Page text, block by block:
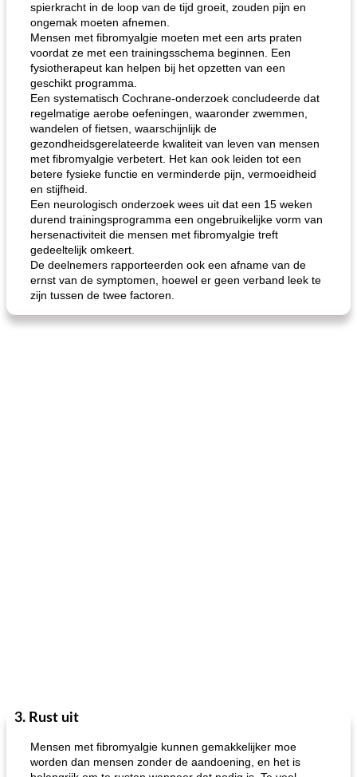
spierkracht in de loop van de tijd groeit, zouden pijn en
ongemak moeten afnemen.
Mensen met fibromyalgie moeten met een arts praten
voordat ze met een trainingsschema beginnen. Een
fysiotherapeut kan helpen bij het opzetten van een
geschikt programma.
Een systematisch Cochrane-onderzoek concludeerde dat
regelmatige aerobe oefeningen, waaronder zwemmen,
wandelen of fietsen, waarschijnlijk de
gezondheidsgerelateerde kwaliteit van leven van mensen
met fibromyalgie verbetert. Het kan ook leiden tot een
betere fysieke functie en verminderde pijn, vermoeidheid
en stijfheid.
Een neurologisch onderzoek wees uit dat een 15 weken
durend trainingsprogramma een ongebruikelijke vorm van
hersenactiviteit die mensen met fibromyalgie treft
gedeeltelijk omkeert.
De deelnemers rapporteerden ook een afname van de
ernst van de symptomen, hoewel er geen verband leek te
zijn tussen de twee factoren.
3. Rust uit
Mensen met fibromyalgie kunnen gemakkelijker moe
worden dan mensen zonder de aandoening, en het is